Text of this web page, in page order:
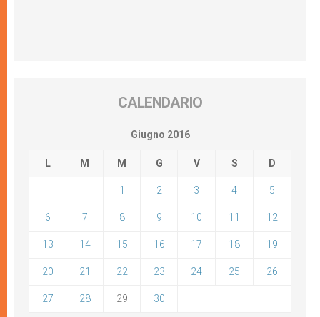
CALENDARIO
Giugno 2016
L M M G V S D
1 2 3 4 5
6 7 8 9 10 11 12
13 14 15 16 17 18 19
20 21 22 23 24 25 26
27 28 29 30